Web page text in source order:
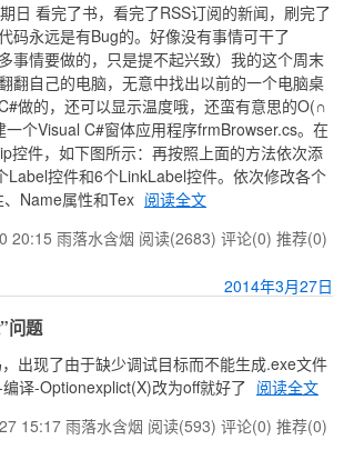
日 看完了书，看完了RSS订阅的新闻，刷完了
码永远是有Bug的。好像没有事情可干了
事情要做的，只是提不起兴致）我的这个周末
翻自己的电脑，无意中找出以前的一个电脑桌
做的，还可以显示温度哦，还蛮有意思的O(∩
一个Visual C#窗体应用程序frmBrowser.cs。在
控件，如下图所示：再按照上面的方法依次添
Label控件和6个LinkLabel控件。依次修改各个
Name属性和Tex 阅读全文
20:15 雨落水含烟 阅读(2683) 评论(0) 推荐(0)
2014年3月27日
问题
出现了由于缺少调试目标而不能生成.exe文件
译-Optionexplict(X)改为off就好了 阅读全文
15:17 雨落水含烟 阅读(593) 评论(0) 推荐(0)